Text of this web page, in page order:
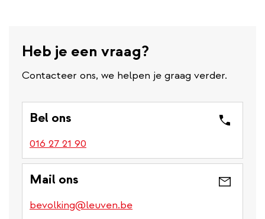
Heb je een vraag?
Contacteer ons, we helpen je graag verder.
Bel ons
016 27 21 90
Mail ons
bevolking@leuven.be